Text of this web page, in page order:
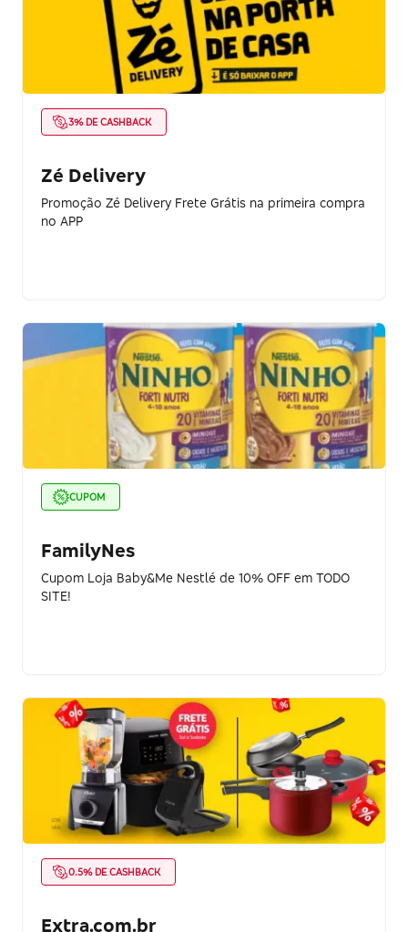
3% DE CASHBACK
Zé Delivery
Promoção Zé Delivery Frete Grátis na primeira compra
no APP
CUPOM
FamilyNes
Cupom Loja Baby&Me Nestlé de 10% OFF em TODO
SITE!
0.5% DE CASHBACK
Extra.com.br